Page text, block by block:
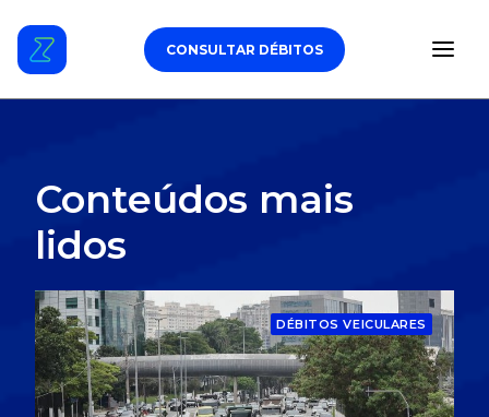
CONSULTAR DÉBITOS
SEGURO
CARROS
Conteúdos mais
lidos
DÉBITOS VEICULARES